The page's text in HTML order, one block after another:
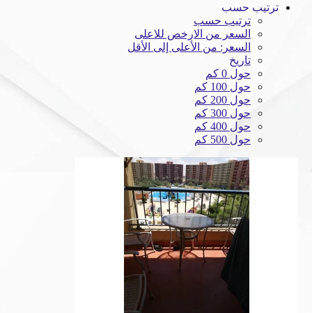
ترتيب حسب
ترتيب حسب
السعر من الارخص للاعلى
السعر: من الأعلى إلى الأقل
تاريخ
حول 0 كم
حول 100 كم
حول 200 كم
حول 300 كم
حول 400 كم
حول 500 كم